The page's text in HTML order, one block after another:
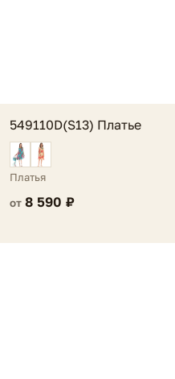
549110D(S13) Платье
Платья
от 8 590 ₽